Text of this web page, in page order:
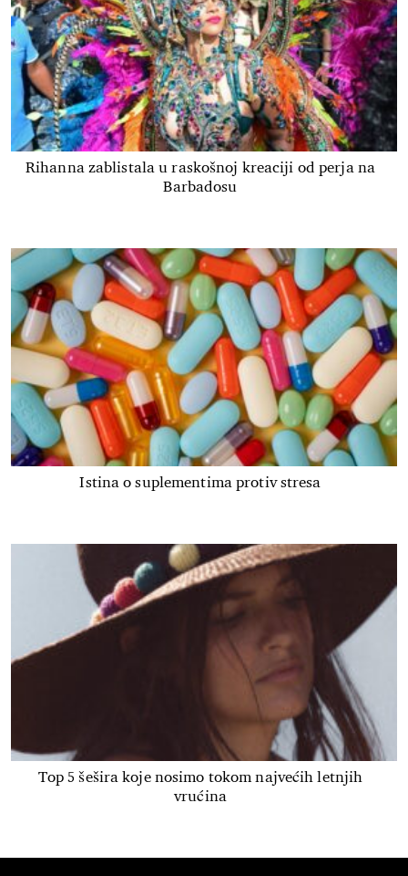
Rihanna zablistala u raskošnoj kreaciji od perja na
Barbadosu
Istina o suplementima protiv stresa
Top 5 šešira koje nosimo tokom najvećih letnjih
vrućina